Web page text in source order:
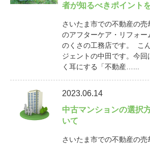
者が知るべきポイント
さいたま市での不動産の
のアフターケア・リフォ
のくさの工務店です。 こ
ジェントの中田です。今回
く耳にする「不動産…...
2023.06.14
中古マンションの選択
いて
さいたま市での不動産の